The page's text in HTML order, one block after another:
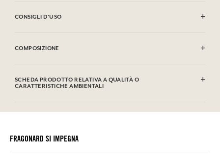
CONSIGLI D'USO
assorbiranno il profumo per spanderlo delicatamente nell'aria fino a
Liquidi e vapori facilmente infiammabili.
Provoca grave irritazione oculare.
sapone. In caso di consultazione di un medico, tenere a disposizione
COMPOSIZIONE
Contient /Contains: Tetramethyl Acetyloctahydronaphthalenes, Ethyl
linalool, Geraniol, Citral, 2,4-Dimethyl-3-Cyclohexen-1-
SCHEDA PRODOTTO RELATIVA A QUALITÀ O
CARATTERISTICHE AMBIENTALI
Si prega di consultare le qualità o le caratteristiche ambientali
FRAGONARD SI IMPEGNA